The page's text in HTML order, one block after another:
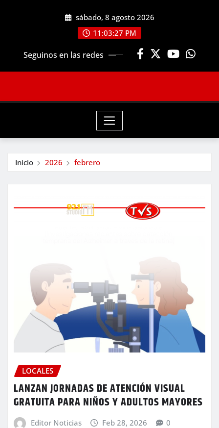
sábado, 8 agosto 2026
11:03:28 PM
Seguinos en las redes
Inicio 2026 febrero
LOCALES
LANZAN JORNADAS DE ATENCIÓN VISUAL
GRATUITA PARA NIÑOS Y ADULTOS MAYORES
Editor Noticias Feb 28, 2026 0